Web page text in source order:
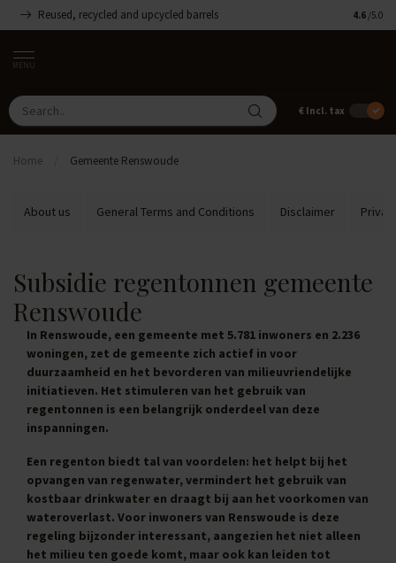
Reused, recycled and upcycled barrels 4.6 /5.0
MENU
€ Incl. tax
Home Gemeente Renswoude
About us General Terms and Conditions Disclaimer
Subsidie regentonnen gemeente
Renswoude
In Renswoude, een gemeente met 5.781 inwoners en 2.236
woningen, zet de gemeente zich actief in voor
duurzaamheid en het bevorderen van milieuvriendelijke
initiatieven. Het stimuleren van het gebruik van
regentonnen is een belangrijk onderdeel van deze
inspanningen.
Een regenton biedt tal van voordelen: het helpt bij het
opvangen van regenwater, vermindert het gebruik van
kostbaar drinkwater en draagt bij aan het voorkomen van
wateroverlast. Voor inwoners van Renswoude is deze
regeling bijzonder interessant, aangezien het niet alleen
het milieu ten goede komt, maar ook kan leiden tot